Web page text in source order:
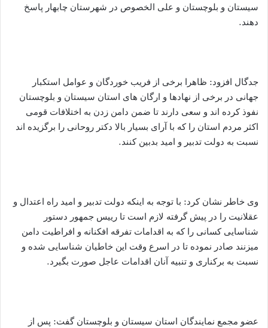
سیستان و بلوچستان و علی الخصوص در شهرستان چابهار پاسخ
دهند.
جدگال افزود: ظاهرا برخی از فریب خوردگان و عوامل استکبار
جهانی در برخی از نهادها و ارگان های استان سیستان و بلوچستان
نفوذ کرده اند و سعی دارند تا ضمن دامن زدن به اختلافات قومی
اکثر مردم استان را که با آرای بسیار بالا دکتر روحانی را برگزیده اند
نسبت به دولت تدبیر و امید بدبین کنند.
وی خاطر نشان کرد: با توجه به اینکه دولت تدبیر و امید راه اعتدال و
عقلانیت را در پیش گرفته لازم است تا رییس جمهور دستور
شناسایی کسانی را که به اقدامات تفرقه افکنانه و افراطیت دامن
میزنند صادر نموده تا در اسرع وقت این خاطیان شناسایی شده و
نسبت به برکناری و تنبیه آنان اقدامات عاجل صورت بگیرد.
عضو مجمع نمایندگان استان سیستان و بلوچستان گفت: پس از